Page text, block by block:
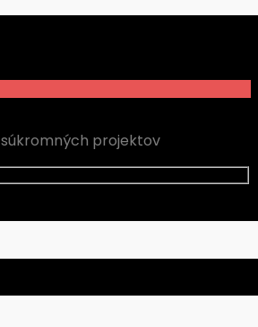
projektov